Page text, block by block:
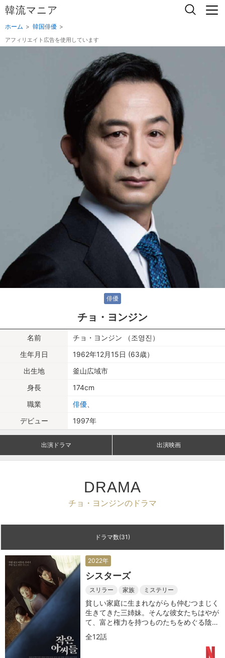
韓流マニア
ホーム 韓国俳優
アフィリエイト広告を使用しています
俳優
チョ・ヨンジン
名前
チョ・ヨンジン （조영진）
生年月日
1962年12月15日 (63歳）
出生地
釜山広域市
身長
174cm
職業
俳優
デビュー
1997年
出演ドラマ 出演映画
DRAMA
チョ・ヨンジンのドラマ
ドラマ数(31)
2022年
シスターズ
スリラー 家族 ミステリー
貧しい家庭に生まれながらも仲むつまじく
生きてきた三姉妹。そんな彼女たちはやが
て、富と権力を持つものたちをめぐる陰謀
に巻き込まれていく
全12話